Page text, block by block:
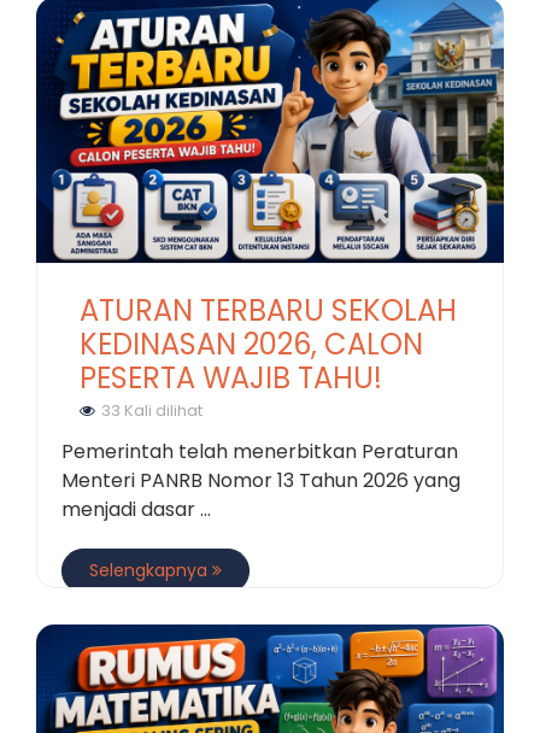
ATURAN TERBARU SEKOLAH
KEDINASAN 2026, CALON
PESERTA WAJIB TAHU!
33 Kali dilihat
Pemerintah telah menerbitkan Peraturan
Menteri PANRB Nomor 13 Tahun 2026 yang
menjadi dasar ...
Selengkapnya